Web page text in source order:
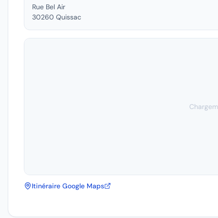
Rue Bel Air
30260 Quissac
Itinéraire Google Maps